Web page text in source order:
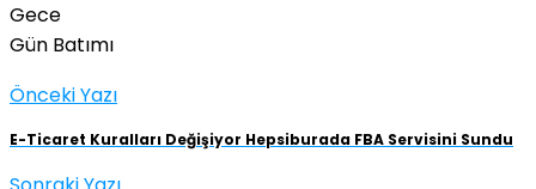
Gece
Gün Batımı
Önceki Yazı
E-Ticaret Kuralları Değişiyor Hepsiburada FBA Servisini Sundu